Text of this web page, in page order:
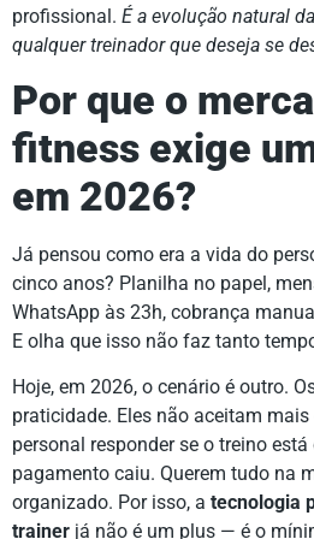
profissional. É a evolução natural
qualquer treinador que deseja se
Por que o
fitness exige
em 2026?
Já pensou como era a vida do
cinco anos? Planilha no papel,
WhatsApp às 23h, cobrança
E olha que isso não faz tanto
Hoje, em 2026, o cenário é outro.
praticidade. Eles não aceitam mais
personal responder se o treino está
pagamento caiu. Querem tudo na
organizado. Por isso, a tecnologia
trainer já não é um plus — é o